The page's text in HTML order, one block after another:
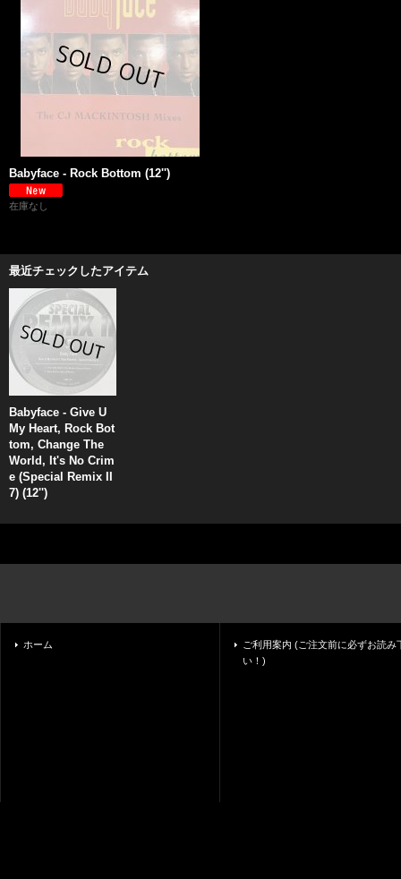
Babyface - Rock Bottom (12'')
在庫なし
最近チェックしたアイテム
Babyface - Give U
My Heart, Rock Bot
tom, Change The
World, It's No Crim
e (Special Remix II
7) (12'')
ホーム
ご利用案内 (ご注文前に必ずお読み
い！)